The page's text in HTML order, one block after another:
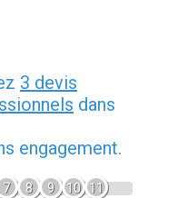
3 devis
dans
engagement.
7 8 9 10 11